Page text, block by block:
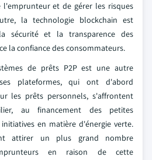
et de gérer les risques
la technologie blockchain est
sécurité et la transparence des
la confiance des consommateurs.
de prêts P2P est une autre
plateformes, qui ont d'abord
les prêts personnels, s'affrontent
au financement des petites
en matière d'énergie verte.
attirer un plus grand nombre
en raison de cette